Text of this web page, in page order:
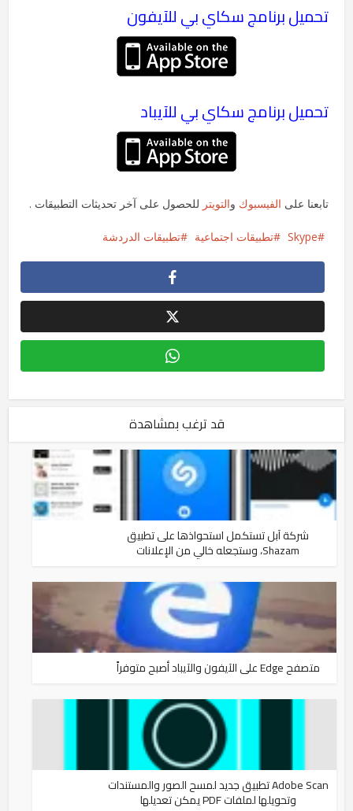
تحميل برنامج سكاي بي للآيفون
تحميل برنامج سكاي بي للآيباد
تابعنا على الفيسبوك والتويتر للحصول على آخر تحديثات التطبيقات .
Skype تطبيقات اجتماعية تطبيقات الدردشة
قد ترغب بمشاهدة
شركة آبل تستكمل استحواذها على تطبيق
Shazam، وستجعله خالي من الإعلانات
متصفح Edge على الآيفون والآيباد أصبح متوفراً
Adobe Scan تطبيق جديد لمسح الصور والمستندات
وتحويلها لملفات PDF يمكن تعديلها